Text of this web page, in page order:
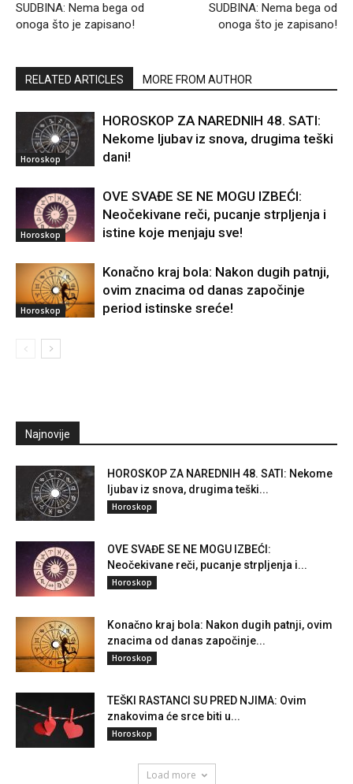
SUDBINA: Nema bega od
onoga što je zapisano!
SUDBINA: Nema bega od
onoga što je zapisano!
RELATED ARTICLES MORE FROM AUTHOR
Horoskop
HOROSKOP ZA NAREDNIH 48. SATI:
Nekome ljubav iz snova, drugima teški
dani!
Horoskop
OVE SVAĐE SE NE MOGU IZBEĆI:
Neočekivane reči, pucanje strpljenja i
istine koje menjaju sve!
Horoskop
Konačno kraj bola: Nakon dugih patnji,
ovim znacima od danas započinje
period istinske sreće!
Najnovije
HOROSKOP ZA NAREDNIH 48. SATI: Nekome
ljubav iz snova, drugima teški...
Horoskop
OVE SVAĐE SE NE MOGU IZBEĆI:
Neočekivane reči, pucanje strpljenja i...
Horoskop
Konačno kraj bola: Nakon dugih patnji, ovim
znacima od danas započinje...
Horoskop
TEŠKI RASTANCI SU PRED NJIMA: Ovim
znakovima će srce biti u...
Horoskop
Load more